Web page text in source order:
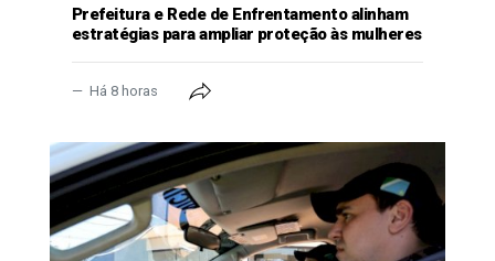
Prefeitura e Rede de Enfrentamento alinham
estratégias para ampliar proteção às mulheres
Há 8 horas